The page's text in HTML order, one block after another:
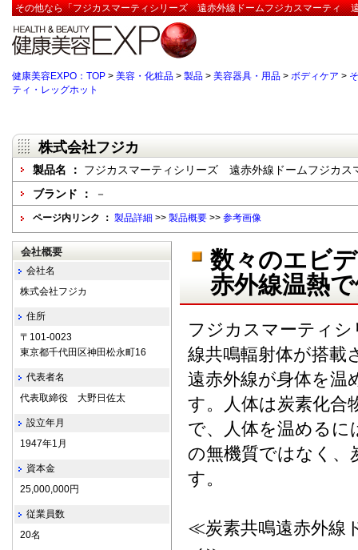
その他なら「フジカスマーティシリーズ 遠赤外線ドームフジカスマーティ
健康美容EXPO：TOP > 美容・化粧品 > 製品 > 美容器具・用品 > ボディケア >
ティ・レッグホット
株式会社フジカ
製品名 ： フジカスマーティシリーズ 遠赤外線ドームフジカ
ブランド ：
－
ページ内リンク ： 製品詳細 >> 製品概要 >> 参考画像
数々のエビ
赤外線温熱
フジカスマーティ
線共鳴輻射体が搭載
遠赤外線が身体を温
す。人体は炭素化合
で、人体を温める
の無機質ではなく、
す。
≪炭素共鳴遠赤外
会社概要
会社名
株式会社フジカ
住所
〒101-0023
東京都千代田区神田松永町16
代表者名
代表取締役 大野日佐太
設立年月
1947年1月
資本金
25,000,000円
従業員数
20名